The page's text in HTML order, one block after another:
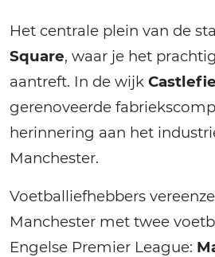
Het centrale plein van de
Square, waar je het
aantreft. In de wijk
gerenoveerde
herinnering aan het
Manchester.
Voetballiefhebbers
Manchester met twee
Engelse Premier League: